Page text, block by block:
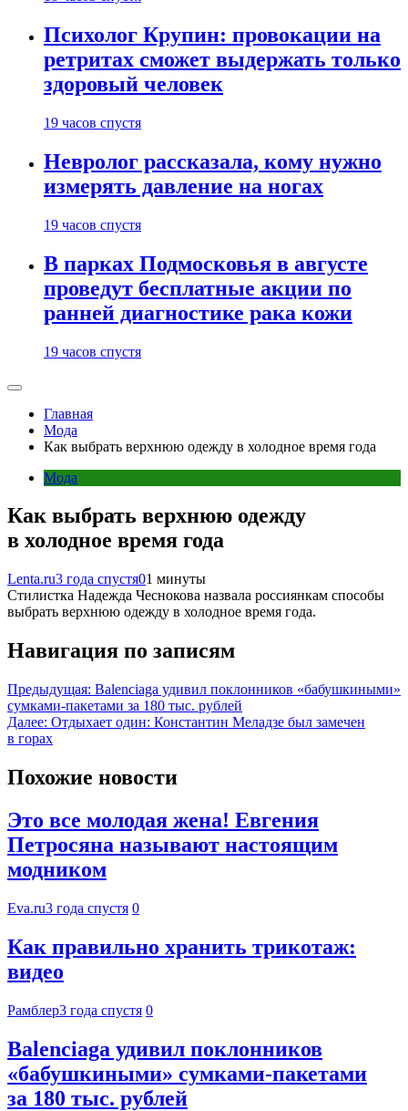
Психолог Крупин: провокации на
ретритах сможет выдержать только
здоровый человек
19 часов спустя
Невролог рассказала, кому нужно
измерять давление на ногах
19 часов спустя
В парках Подмосковья в августе
проведут бесплатные акции по
ранней диагностике рака кожи
19 часов спустя
Главная
Мода
Как выбрать верхнюю одежду в холодное время года
Мода
Как выбрать верхнюю одежду
в холодное время года
Lenta.ru3 года спустя01 минуты
Стилистка Надежда Чеснокова назвала россиянкам способы
выбрать верхнюю одежду в холодное время года.
Навигация по записям
Предыдущая: Balenciaga удивил поклонников «бабушкиными»
сумками-пакетами за 180 тыс. рублей
Далее: Отдыхает один: Константин Меладзе был замечен
в горах
Похожие новости
Это все молодая жена! Евгения
Петросяна называют настоящим
модником
Eva.ru3 года спустя 0
Как правильно хранить трикотаж:
видео
Рамблер3 года спустя 0
Balenciaga удивил поклонников
«бабушкиными» сумками-пакетами
за 180 тыс. рублей